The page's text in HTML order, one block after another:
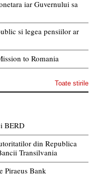
iar Guvernului sa
si legea pensiilor ar
to Romania
Toate stirile
BERD
din Republica
Transilvania
Piraeus Bank